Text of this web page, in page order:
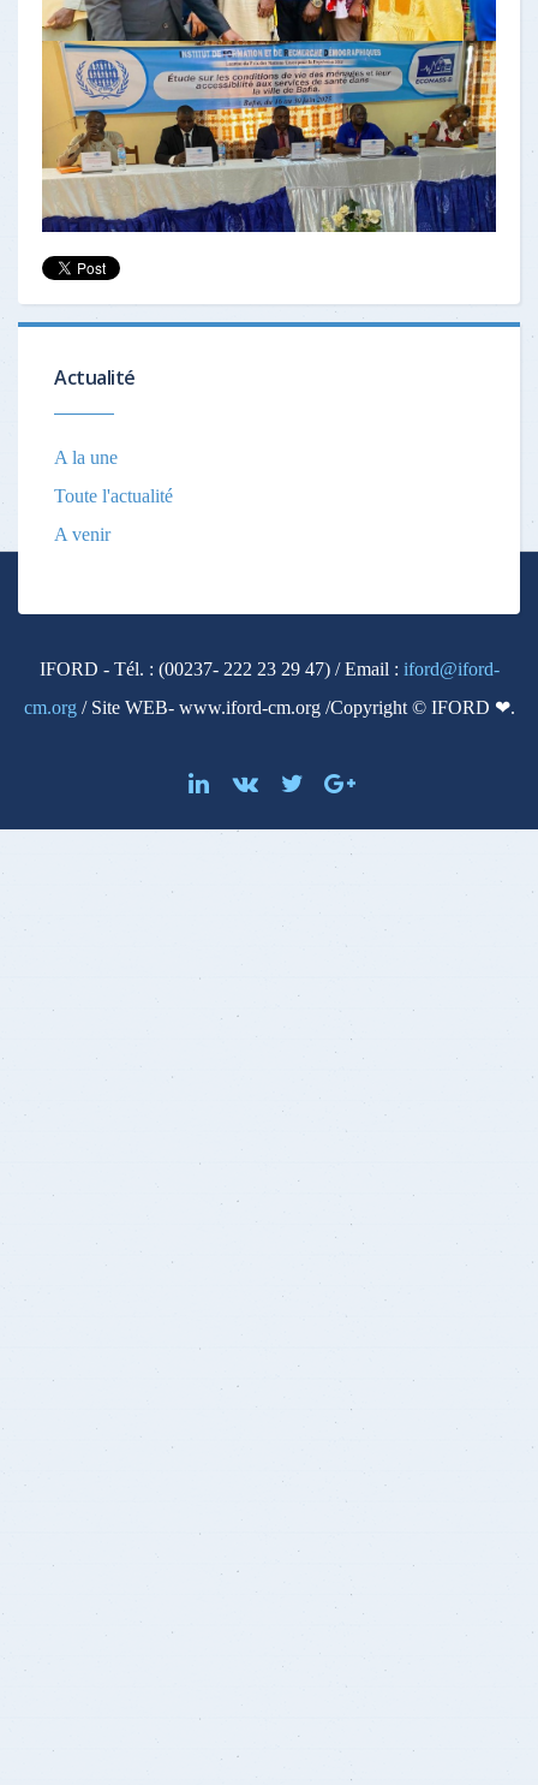
Actualité
A la une
Toute l'actualité
A venir
IFORD - Tél. : (00237- 222 23 29 47) / Email : iford@iford-
cm.org / Site WEB- www.iford-cm.org /Copyright © IFORD ❤.